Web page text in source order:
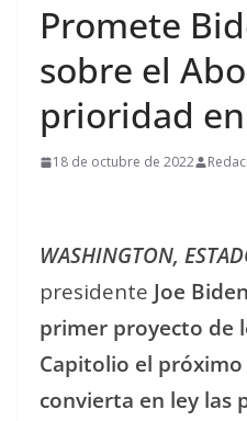
Promete
sobre el
prioridad
18 de octubre de 2022
WASHINGTON,
presidente Joe
primer proyecto de
Capitolio el
convierta en ley las